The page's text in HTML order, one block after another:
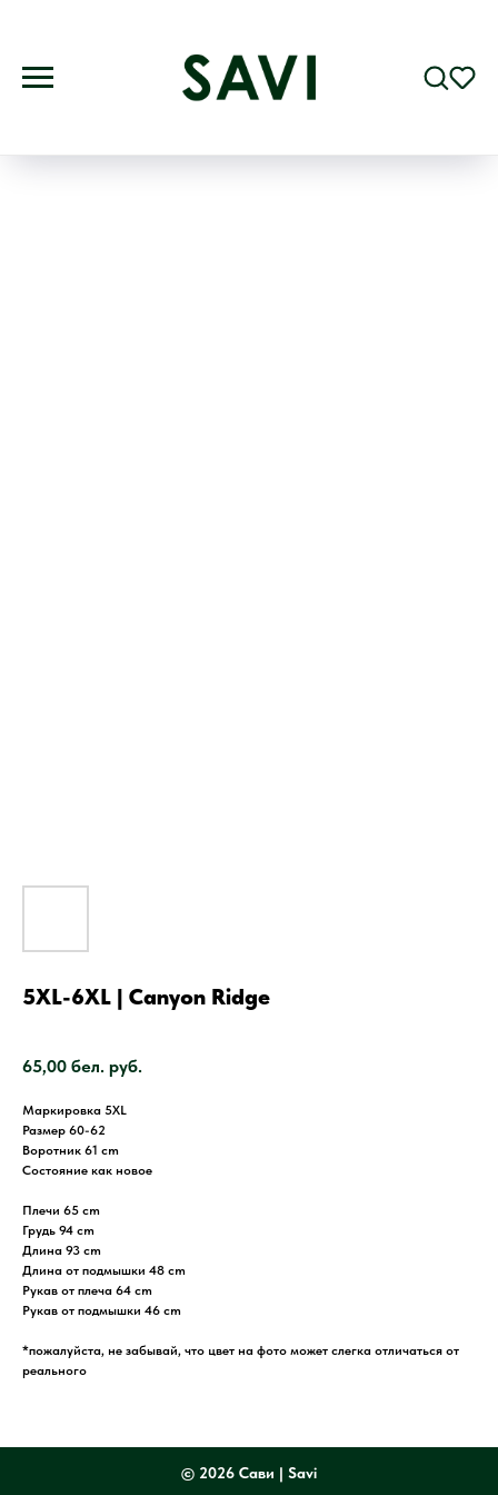
5XL-6XL | Canyon Ridge
65,00 бел. руб.
Маркировка 5XL
Размер 60-62
Воротник 61 cm
Состояние как новое
Плечи 65 cm
Грудь 94 cm
Длина 93 cm
Длина от подмышки 48 cm
Рукав от плеча 64 cm
Рукав от подмышки 46 cm
*пожалуйста, не забывай, что цвет на фото может слегка отличаться от
реального
© 2026 Сави | Savi